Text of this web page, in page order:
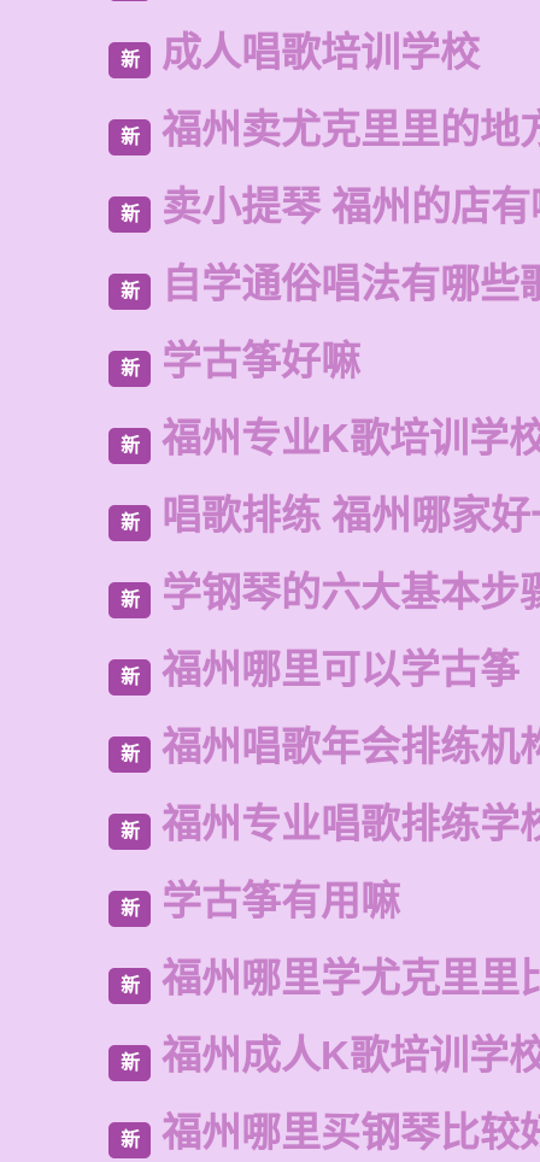
新 成人唱歌培训学校
新 福州卖尤克里里的地
新 卖小提琴 福州的店
新 自学通俗唱法有哪些
新 学古筝好嘛
新 福州专业K歌培训学
新 唱歌排练 福州哪家
新 学钢琴的六大基本步
新 福州哪里可以学古筝
新 福州唱歌年会排练机
新 福州专业唱歌排练学
新 学古筝有用嘛
新 福州哪里学尤克里里
新 福州成人K歌培训学
新 福州哪里买钢琴比较